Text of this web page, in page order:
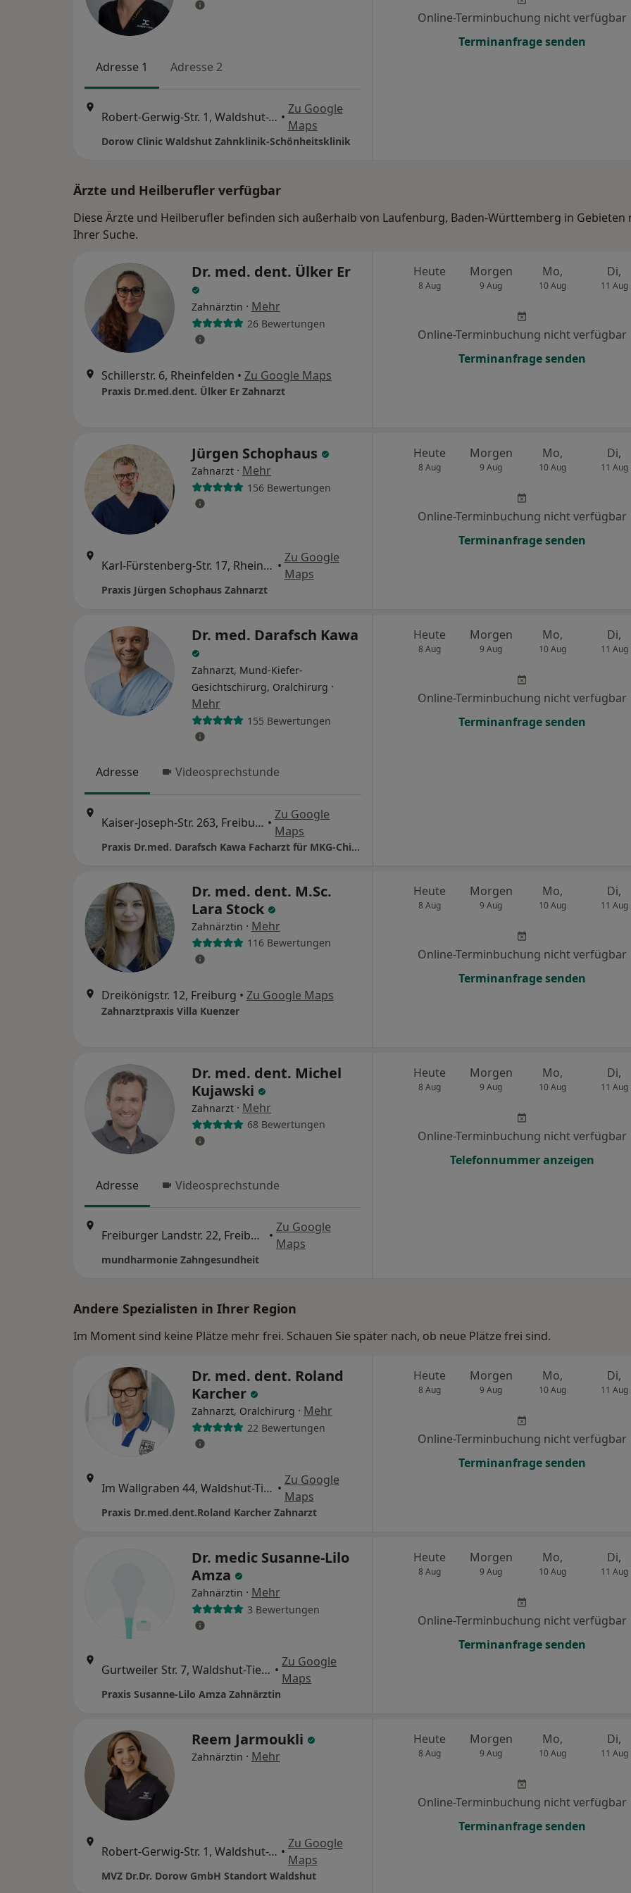
Adresse 1 Adresse 2
Robert-Gerwig-Str. 1, Waldshut-Tiengen •
Zu Google
Maps
Dorow Clinic Waldshut Zahnklinik-Schönheitsklinik
Online-Terminbuchung nicht verfügbar
Terminanfrage senden
Ärzte und Heilberufler verfügbar
Diese Ärzte und Heilberufler befinden sich außerhalb von Laufenburg, Baden-Württemberg in Gebieten
Ihrer Suche.
Dr. med. dent. Ülker Er
Zahnärztin · Mehr
26 Bewertungen
Schillerstr. 6, Rheinfelden • Zu Google Maps
Praxis Dr.med.dent. Ülker Er Zahnarzt
Heute
8 Aug
Morgen
9 Aug
Mo,
10 Aug
Di,
11 Aug
Online-Terminbuchung nicht verfügbar
Terminanfrage senden
Jürgen Schophaus
Zahnarzt · Mehr
156 Bewertungen
Karl-Fürstenberg-Str. 17, Rheinfelden •
Zu Google
Maps
Praxis Jürgen Schophaus Zahnarzt
Heute
8 Aug
Morgen
9 Aug
Mo,
10 Aug
Di,
11 Aug
Online-Terminbuchung nicht verfügbar
Terminanfrage senden
Dr. med. Darafsch Kawa
Zahnarzt, Mund-Kiefer-
Gesichtschirurg, Oralchirurg ·
Mehr
155 Bewertungen
Adresse Videosprechstunde
Kaiser-Joseph-Str. 263, Freiburg •
Zu Google
Maps
Praxis Dr.med. Darafsch Kawa Facharzt für MKG-Chirurgie
Heute
8 Aug
Morgen
9 Aug
Mo,
10 Aug
Di,
11 Aug
Online-Terminbuchung nicht verfügbar
Terminanfrage senden
Dr. med. dent. M.Sc.
Lara Stock
Zahnärztin · Mehr
116 Bewertungen
Dreikönigstr. 12, Freiburg • Zu Google Maps
Zahnarztpraxis Villa Kuenzer
Heute
8 Aug
Morgen
9 Aug
Mo,
10 Aug
Di,
11 Aug
Online-Terminbuchung nicht verfügbar
Terminanfrage senden
Dr. med. dent. Michel
Kujawski
Zahnarzt · Mehr
68 Bewertungen
Adresse Videosprechstunde
Freiburger Landstr. 22, Freiburg •
Zu Google
Maps
mundharmonie Zahngesundheit
Heute
8 Aug
Morgen
9 Aug
Mo,
10 Aug
Di,
11 Aug
Online-Terminbuchung nicht verfügbar
Telefonnummer anzeigen
Andere Spezialisten in Ihrer Region
Im Moment sind keine Plätze mehr frei. Schauen Sie später nach, ob neue Plätze frei sind.
Dr. med. dent. Roland
Karcher
Zahnarzt, Oralchirurg · Mehr
22 Bewertungen
Im Wallgraben 44, Waldshut-Tiengen •
Zu Google
Maps
Praxis Dr.med.dent.Roland Karcher Zahnarzt
Heute
8 Aug
Morgen
9 Aug
Mo,
10 Aug
Di,
11 Aug
Online-Terminbuchung nicht verfügbar
Terminanfrage senden
Dr. medic Susanne-Lilo
Amza
Zahnärztin · Mehr
3 Bewertungen
Gurtweiler Str. 7, Waldshut-Tiengen •
Zu Google
Maps
Praxis Susanne-Lilo Amza Zahnärztin
Heute
8 Aug
Morgen
9 Aug
Mo,
10 Aug
Di,
11 Aug
Online-Terminbuchung nicht verfügbar
Terminanfrage senden
Reem Jarmoukli
Zahnärztin · Mehr
Robert-Gerwig-Str. 1, Waldshut-Tiengen •
Zu Google
Maps
MVZ Dr.Dr. Dorow GmbH Standort Waldshut
Heute
8 Aug
Morgen
9 Aug
Mo,
10 Aug
Di,
11 Aug
Online-Terminbuchung nicht verfügbar
Terminanfrage senden